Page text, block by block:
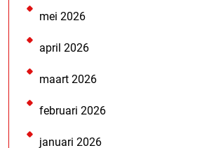
mei 2026
april 2026
maart 2026
februari 2026
januari 2026